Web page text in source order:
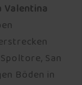
Valentina
San
Böden in